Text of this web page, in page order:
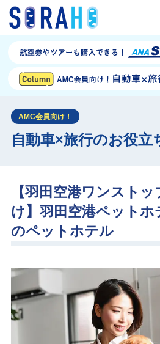
AMC会員向け！
自動車×旅行のお役立
【羽田空港ワンスト
け】羽田空港ペットホ
のペットホテル